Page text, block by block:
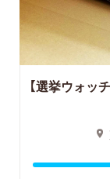
【選挙ウォッ